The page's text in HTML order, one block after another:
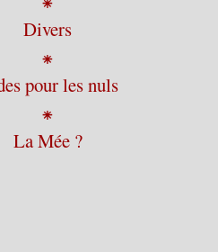
Divers
⁕
pour les nuls
⁕
La Mée ?